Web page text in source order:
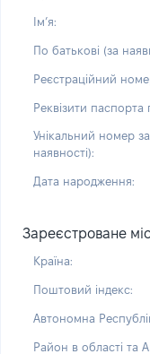
Імʼя:
По батькові (за
Реєстраційний
Реквізити паспорта
Унікальний номер
наявності):
Дата народження:
Зареєстроване
Країна:
Поштовий індекс:
Автономна
Район в області та